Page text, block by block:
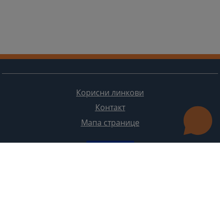
Корисни линкови
Контакт
Мапа странице